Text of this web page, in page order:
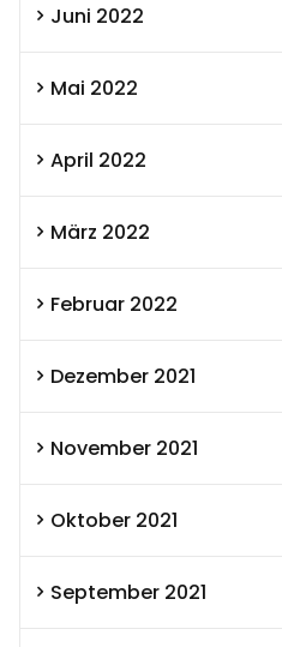
Juni 2022
Mai 2022
April 2022
März 2022
Februar 2022
Dezember 2021
November 2021
Oktober 2021
September 2021